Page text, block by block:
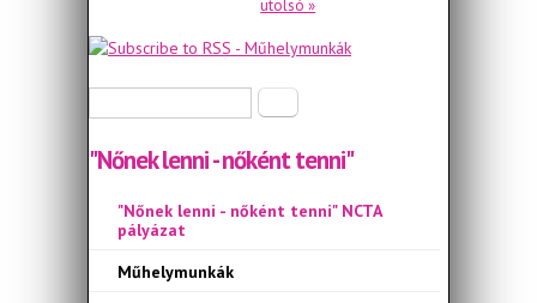
utolsó »
Keresés
"Nőnek lenni - nőként tenni"
"Nőnek lenni - nőként tenni" NCTA
pályázat
Műhelymunkák